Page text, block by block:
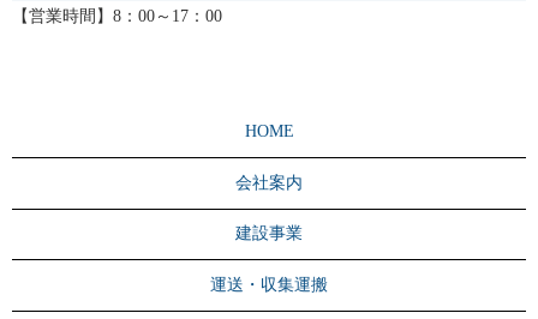
【営業時間】8：00～17：00
HOME
会社案内
建設事業
運送・収集運搬